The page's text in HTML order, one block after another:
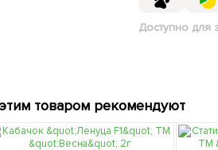
Доступно для
товаром рекомендуют